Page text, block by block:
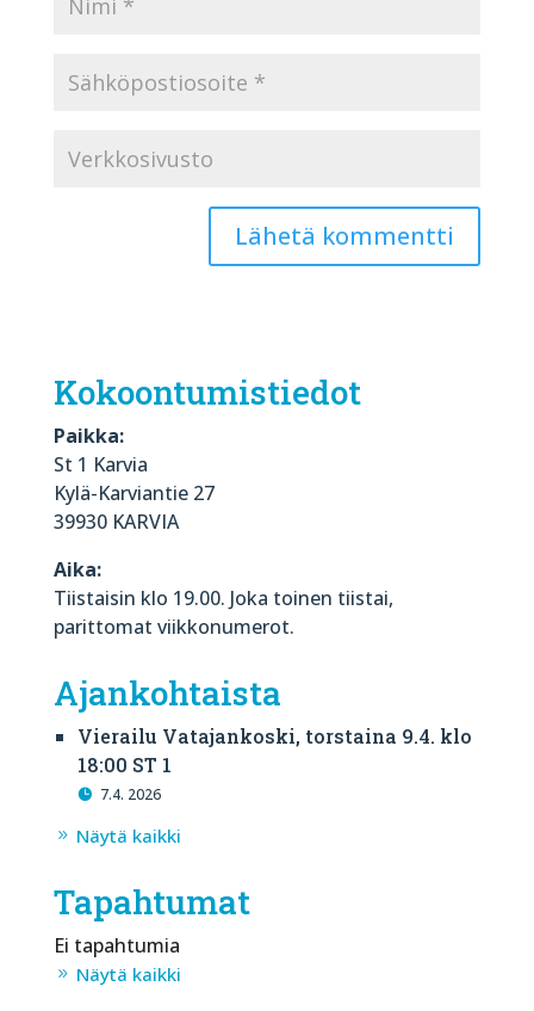
Kokoontumistiedot
Paikka:
St 1 Karvia
Kylä-Karviantie 27
39930 KARVIA
Aika:
Tiistaisin klo 19.00. Joka toinen tiistai,
parittomat viikkonumerot.
Ajankohtaista
Vierailu Vatajankoski, torstaina 9.4. klo
18:00 ST 1
7.4. 2026
Näytä kaikki
Tapahtumat
Ei tapahtumia
Näytä kaikki